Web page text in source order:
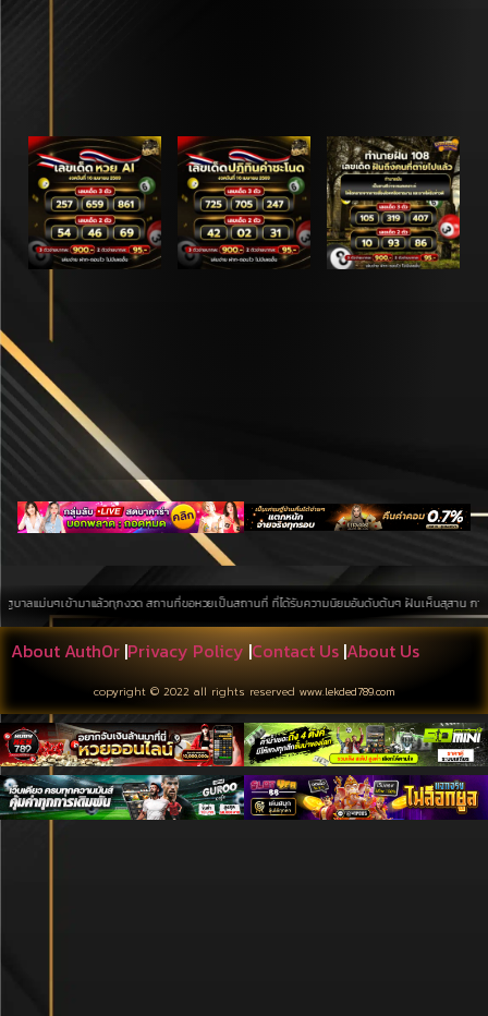
นๆเข้ามาแล้วทุกงวด สถานที่ขอหวยเป็นสถานที่ ที่ได้รับความนิยมอันดับต้นๆ ฝันเห็นสุสาน การค้
About Auth0r |Privacy Policy|Contact Us |About Us
copyright © 2022 all rights reserved www.lekded789.com